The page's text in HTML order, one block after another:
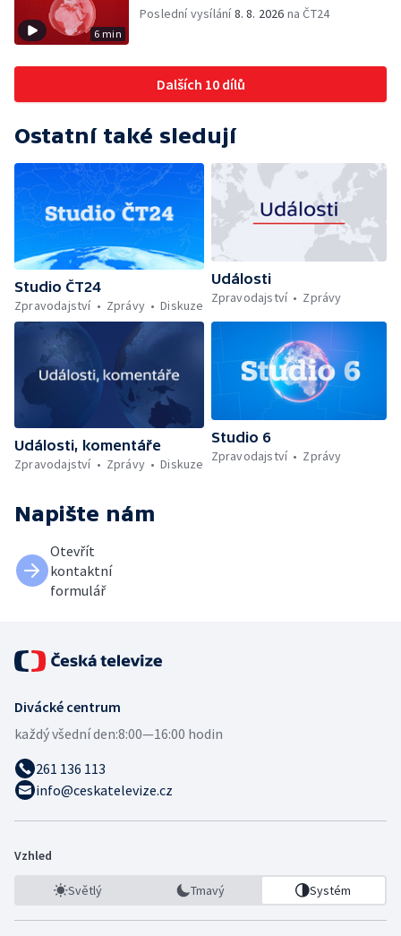
6 min
Poslední vysílání8. 8. 2026 na ČT24
Dalších 10 dílů
Ostatní také sledují
Studio ČT24
Zpravodajství
Zprávy Diskuze
Události
Zpravodajství
Zprávy
Události, komentáře
Zpravodajství
Zprávy Diskuze
Studio 6
Zpravodajství
Zprávy
Napište nám
Otevřít
kontaktní
formulář
Divácké centrum
každý všední den:8:00—16:00 hodin
261 136 113
info@ceskatelevize.cz
Vzhled
Světlý Tmavý Systém